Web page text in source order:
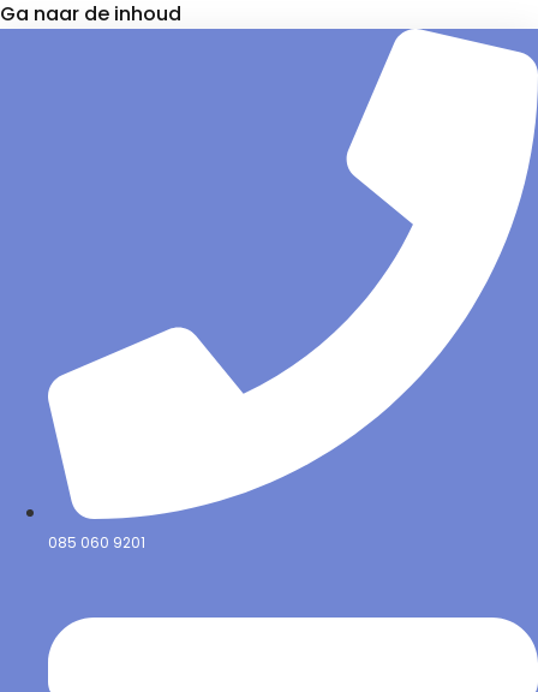
Ga naar de inhoud
085 060 9201